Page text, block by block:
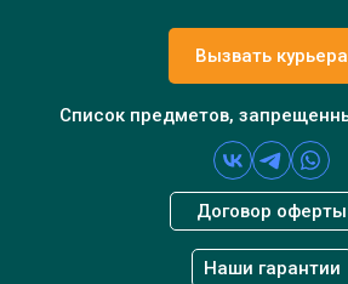
Вызвать курьера
Список предметов,
Договор оферты
Наши гарантии